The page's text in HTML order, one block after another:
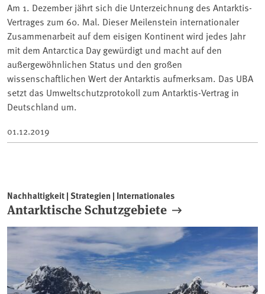
Am 1. Dezember jährt sich die Unterzeichnung des Antarktis-
Vertrages zum 60. Mal. Dieser Meilenstein internationaler
Zusammenarbeit auf dem eisigen Kontinent wird jedes Jahr
mit dem Antarctica Day gewürdigt und macht auf den
außergewöhnlichen Status und den großen
wissenschaftlichen Wert der Antarktis aufmerksam. Das UBA
setzt das Umweltschutzprotokoll zum Antarktis-Vertrag in
Deutschland um.
01.12.2019
Nachhaltigkeit | Strategien | Internationales
Antarktische Schutzgebiete